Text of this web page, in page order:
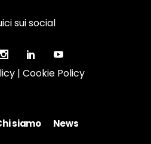
siamo News
sui social
| Cookie Policy